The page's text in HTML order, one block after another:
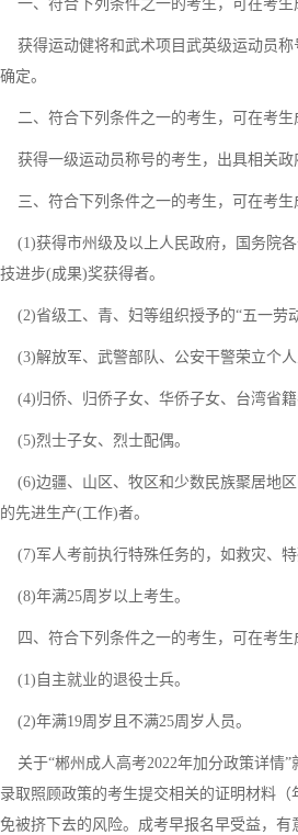
一、符合下列条件之一的考生，可在考生
获得运动健将和武术项目武英级运动员称
确定。
二、符合下列条件之一的考生，可在考生
获得一级运动员称号的考生，出具相关政
三、符合下列条件之一的考生，可在考生
(1)获得市州级及以上人民政府，国务院
技进步(成果)奖获得者。
(2)省级工、青、妇等组织授予的“五一劳
(3)解放军、武警部队、公安干警荣立个人
(4)归侨、归侨子女、华侨子女、台湾省籍
(5)烈士子女、烈士配偶。
(6)边疆、山区、牧区和少数民族聚居地
的先进生产(工作)者。
(7)军人考前执行特殊任务的，如救灾、
(8)年满25周岁以上考生。
四、符合下列条件之一的考生，可在考生
(1)自主就业的退役士兵。
(2)年满19周岁且不满25周岁人员。
关于“郴州成人高考2022年加分政策详情
录取照顾政策的考生提交相关的证明材料
免被挤下去的风险。成考早报名早受益，